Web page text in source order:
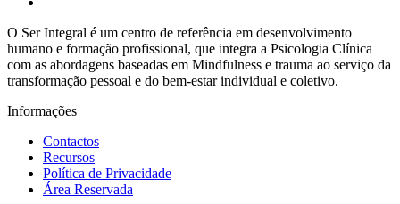
O Ser Integral é um centro de referência em desenvolvimento
humano e formação profissional, que integra a Psicologia Clínica
com as abordagens baseadas em Mindfulness e trauma ao serviço da
transformação pessoal e do bem-estar individual e coletivo.
Informações
Contactos
Recursos
Política de Privacidade
Área Reservada